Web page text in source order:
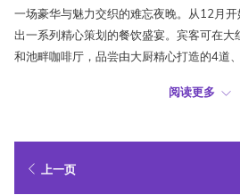
一场豪华与魅力交织的难忘夜晚。从12月
出一系列精心策划的餐饮盛宴。宾客可在大
和池畔咖啡厅，品尝由大厨精心打造的4道
艺，为宾客献上视觉与味觉的双重盛宴。
当新年钟声即将敲响，吉隆坡帝国豪华酒
城。宾客可在51楼的天空无边际泳池旁，
阅读更多
上一页